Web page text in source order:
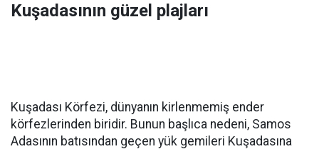
Kuşadasının güzel plajları
Kuşadası Körfezi, dünyanın kirlenmemiş ender
körfezlerinden biridir. Bunun başlıca nedeni, Samos
Adasının batısından geçen yük gemileri Kuşadasına